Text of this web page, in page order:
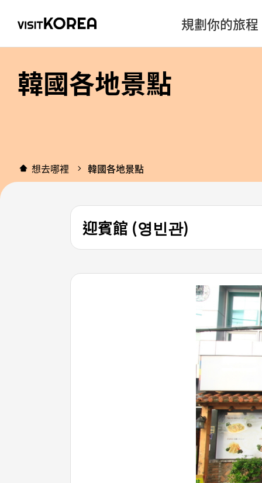
規劃你的旅程
韓國各地景點
想去哪裡 韓國各地景點
迎賓館 (영빈관)